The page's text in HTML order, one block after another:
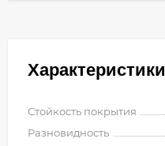
Характеристики
Стойкость покрытия
Разновидность